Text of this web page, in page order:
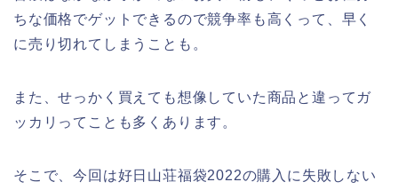
ちな価格でゲットできるので競争率も高くって、早く
に売り切れてしまうことも。
また、せっかく買えても想像していた商品と違ってガ
ッカリってことも多くあります。
そこで、今回は好日山荘福袋2022の購入に失敗しない